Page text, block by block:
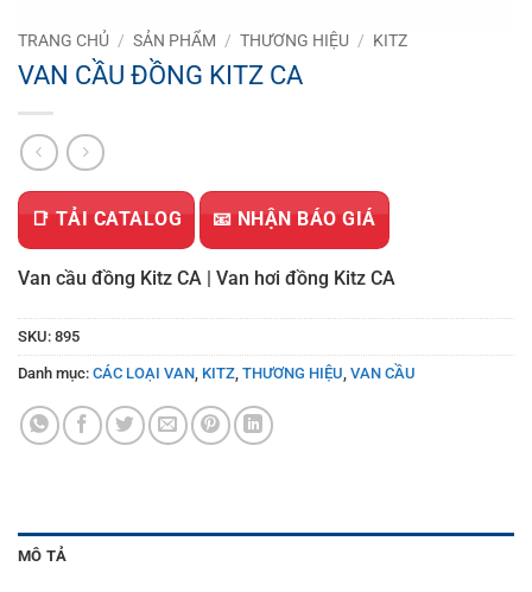
TRANG CHỦ / SẢN PHẨM / THƯƠNG HIỆU / KITZ
VAN CẦU ĐỒNG KITZ CA
📑 TẢI CATALOG 📧 NHẬN BÁO GIÁ
Van cầu đồng Kitz CA | Van hơi đồng Kitz CA
SKU: 895
Danh mục: CÁC LOẠI VAN KITZ THƯƠNG HIỆU VAN CẦU
MÔ TẢ